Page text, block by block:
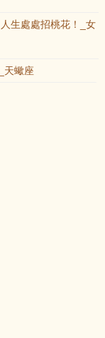
生處處招桃花！_女
天蠍座